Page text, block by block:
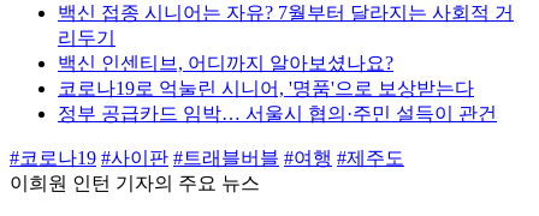
백신 접종 시니어는 자유? 7월부터 달라지는 사회적 거
리두기
백신 인센티브, 어디까지 알아보셨나요?
코로나19로 억눌린 시니어, '명품'으로 보상받는다
정부 공급카드 임박… 서울시 협의·주민 설득이 관건
#코로나19 #사이판 #트래블버블 #여행 #제주도
이희원 인턴 기자의 주요 뉴스